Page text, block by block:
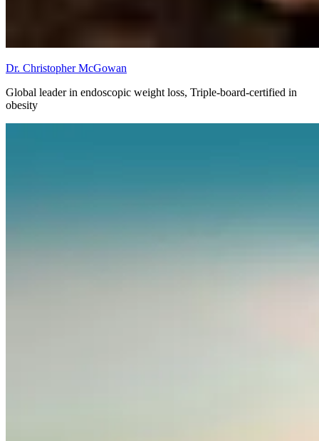
Dr. Christopher McGowan
Global leader in endoscopic weight loss, Triple-board-certified in
obesity